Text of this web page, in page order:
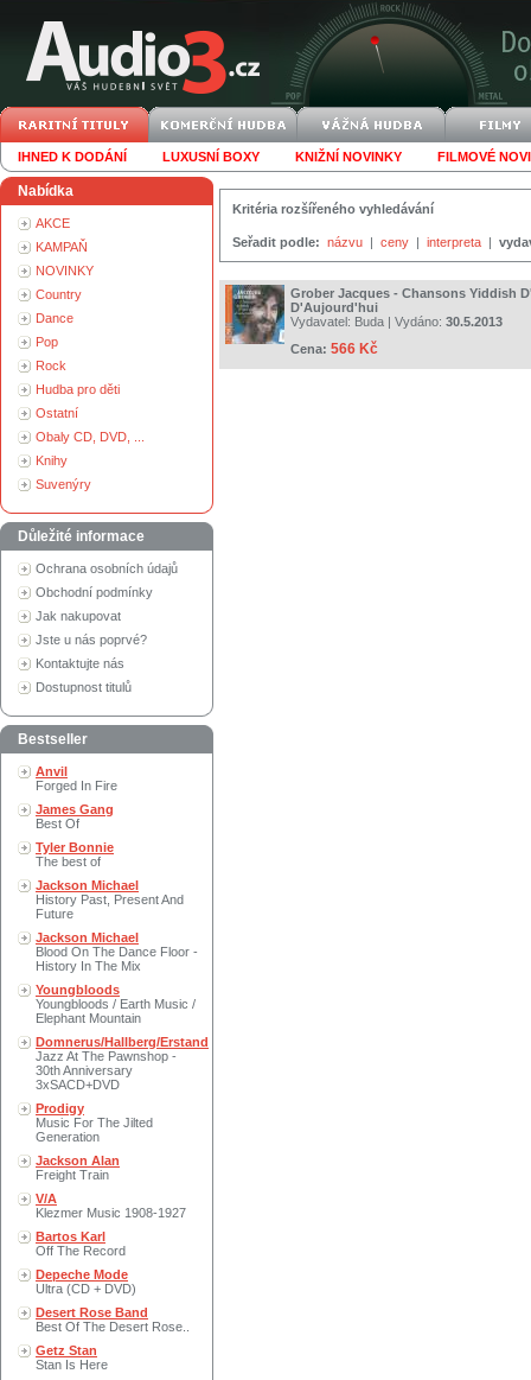
IHNED K DODÁNÍ LUXUSNÍ BOXY KNIŽNÍ NOVINKY FILMOVÉ
Nabídka
AKCE
KAMPAŇ
NOVINKY
Country
Dance
Pop
Rock
Hudba pro děti
Ostatní
Obaly CD, DVD, ...
Knihy
Suvenýry
Důležité informace
Ochrana osobních údajů
Obchodní podmínky
Jak nakupovat
Jste u nás poprvé?
Kontaktujte nás
Dostupnost titulů
Bestseller
Anvil
Forged In Fire
James Gang
Best Of
Tyler Bonnie
The best of
Jackson Michael
History Past, Present And
Future
Jackson Michael
Blood On The Dance Floor -
History In The Mix
Youngbloods
Youngbloods / Earth Music /
Elephant Mountain
Domnerus/Hallberg/Erstand
Jazz At The Pawnshop -
30th Anniversary
3xSACD+DVD
Prodigy
Music For The Jilted
Generation
Jackson Alan
Freight Train
V/A
Klezmer Music 1908-1927
Bartos Karl
Off The Record
Depeche Mode
Ultra (CD + DVD)
Desert Rose Band
Best Of The Desert Rose..
Getz Stan
Stan Is Here
Kritéria rozšířeného vyhledávání
Seřadit podle: názvu | ceny | interpreta |
Grober Jacques - Chansons Yiddish
D'Aujourd'hui
Vydavatel: Buda | Vydáno: 30.5.2013
Cena: 566 Kč